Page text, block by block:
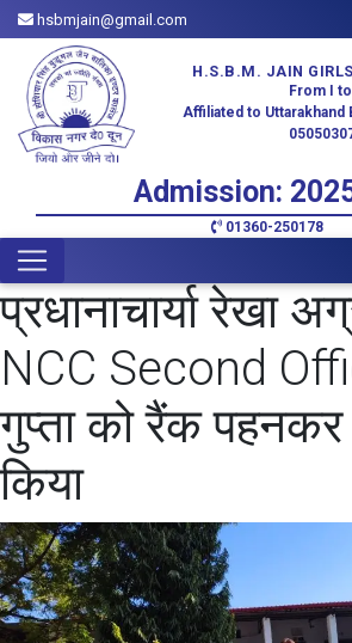
hsbmjain@gmail.com
H.S.B.M. JAIN
From I
Affiliated to Uttarakhand
Admission:
01360-250178
प्रधानाचार्या रेखा
NCC Second
गुप्ता को रैंक पहनकर
किया